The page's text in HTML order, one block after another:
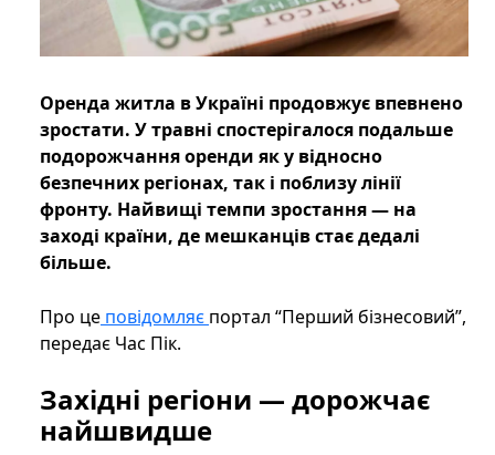
Оренда житла в Україні продовжує впевнено
зростати. У травні спостерігалося подальше
подорожчання оренди як у відносно
безпечних регіонах, так і поблизу лінії
фронту. Найвищі темпи зростання — на
заході країни, де мешканців стає дедалі
більше.
Про це повідомляє портал “Перший бізнесовий”,
передає Час Пік.
Західні регіони — дорожчає
найшвидше